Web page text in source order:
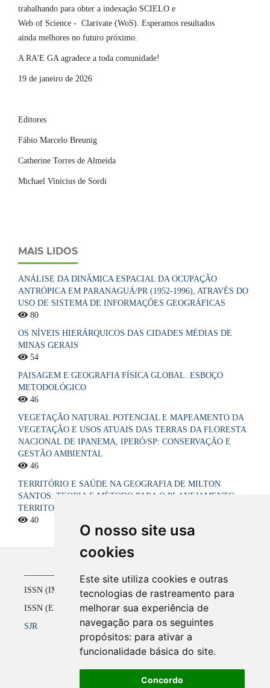
O nosso site usa
cookies
Este site utiliza cookies e outras
tecnologias de rastreamento para
melhorar sua experiência de
navegação para os seguintes
propósitos: para ativar a
funcionalidade básica do site.
Concordo
trabalhando para obter a indexação SCIELO e
Web of Science - Clarivate (WoS). Esperamos resultados
ainda melhores no futuro próximo.
A RA'E GA agradece a toda comunidade!
19 de janeiro de 2026
Editores
Fábio Marcelo Breunig
Catherine Torres de Almeida
Michael Vinicius de Sordi
MAIS LIDOS
ANÁLISE DA DINÂMICA ESPACIAL DA OCUPAÇÃO
ANTRÓPICA EM PARANAGUÁ/PR (1952-1996), ATRAVÉS DO
USO DE SISTEMA DE INFORMAÇÕES GEOGRÁFICAS
80
OS NÍVEIS HIERÁRQUICOS DAS CIDADES MÉDIAS DE
MINAS GERAIS
54
PAISAGEM E GEOGRAFIA FÍSICA GLOBAL. ESBOÇO
METODOLÓGICO
46
VEGETAÇÃO NATURAL POTENCIAL E MAPEAMENTO DA
VEGETAÇÃO E USOS ATUAIS DAS TERRAS DA FLORESTA
NACIONAL DE IPANEMA, IPERÓ/SP: CONSERVAÇÃO E
GESTÃO AMBIENTAL
46
TERRITÓRIO E SAÚDE NA GEOGRAFIA DE MILTON
SANTOS: TEORIA E MÉTODO PARA O PLANEJAMENTO
TERRITORIAL DO SISTEMA ÚNICO DE SAÚDE NO BRASIL
40
ISSN (IMPRESSO) 1516-4136 até 2008
ISSN (ELETRÔNICO) 2177-2738 a partir de 2009
SJR